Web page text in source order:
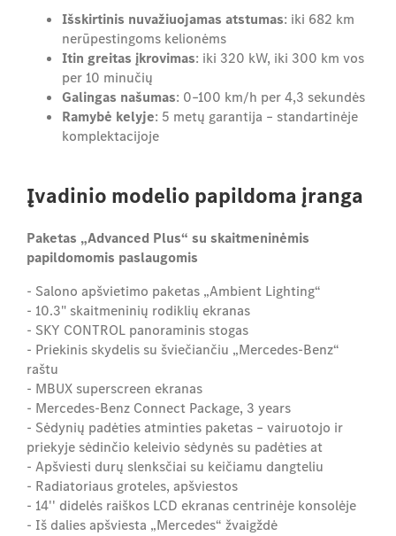
Išskirtinis nuvažiuojamas atstumas: iki 682 km
nerūpestingoms kelionėms
Itin greitas įkrovimas: iki 320 kW, iki 300 km vos
per 10 minučių
Galingas našumas: 0–100 km/h per 4,3 sekundės
Ramybė kelyje: 5 metų garantija – standartinėje
komplektacijoje
Įvadinio modelio papildoma įranga
Paketas „Advanced Plus“ su skaitmeninėmis
papildomomis paslaugomis
- Salono apšvietimo paketas „Ambient Lighting“
- 10.3" skaitmeninių rodiklių ekranas
- SKY CONTROL panoraminis stogas
- Priekinis skydelis su šviečiančiu „Mercedes-Benz“
raštu
- MBUX superscreen ekranas
- Mercedes-Benz Connect Package, 3 years
- Sėdynių padėties atminties paketas – vairuotojo ir
priekyje sėdinčio keleivio sėdynės su padėties at
- Apšviesti durų slenksčiai su keičiamu dangteliu
- Radiatoriaus groteles, apšviestos
- 14'' didelės raiškos LCD ekranas centrinėje konsolėje
- Iš dalies apšviesta „Mercedes“ žvaigždė